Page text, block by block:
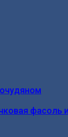
фасоль